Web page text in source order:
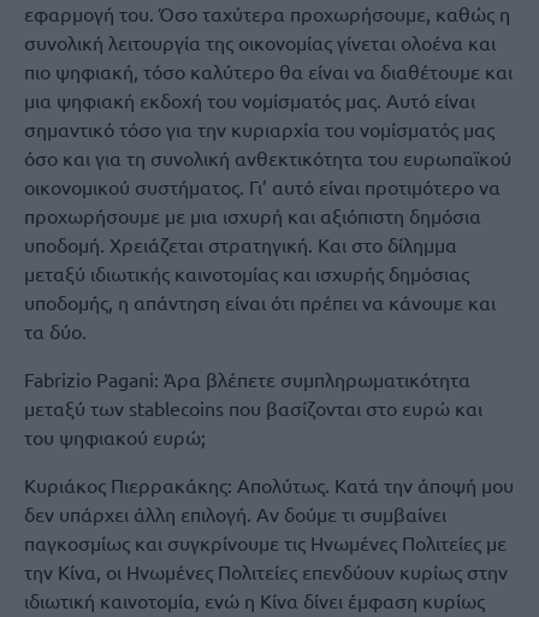
εφαρμογή του. Όσο ταχύτερα προχωρήσουμε, καθώς η
συνολική λειτουργία της οικονομίας γίνεται ολοένα και
πιο ψηφιακή, τόσο καλύτερο θα είναι να διαθέτουμε και
μια ψηφιακή εκδοχή του νομίσματός μας. Αυτό είναι
σημαντικό τόσο για την κυριαρχία του νομίσματός μας
όσο και για τη συνολική ανθεκτικότητα του ευρωπαϊκού
οικονομικού συστήματος. Γι’ αυτό είναι προτιμότερο να
προχωρήσουμε με μια ισχυρή και αξιόπιστη δημόσια
υποδομή. Χρειάζεται στρατηγική. Και στο δίλημμα
μεταξύ ιδιωτικής καινοτομίας και ισχυρής δημόσιας
υποδομής, η απάντηση είναι ότι πρέπει να κάνουμε και
τα δύο.
Fabrizio Pagani: Άρα βλέπετε συμπληρωματικότητα
μεταξύ των stablecoins που βασίζονται στο ευρώ και
του ψηφιακού ευρώ;
Κυριάκος Πιερρακάκης: Απολύτως. Κατά την άποψή μου
δεν υπάρχει άλλη επιλογή. Αν δούμε τι συμβαίνει
παγκοσμίως και συγκρίνουμε τις Ηνωμένες Πολιτείες με
την Κίνα, οι Ηνωμένες Πολιτείες επενδύουν κυρίως στην
ιδιωτική καινοτομία, ενώ η Κίνα δίνει έμφαση κυρίως